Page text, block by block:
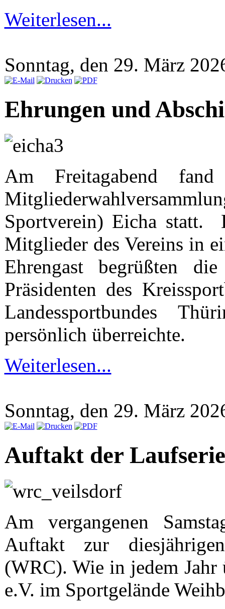
Weiterlesen...
Sonntag, den 29. März
Ehrungen und
Am Freitagabend
Sportverein) Eicha statt.
Mitglieder des Vereins in
Ehrengast begrüßten
Präsidenten des
Landessportbundes
persönlich überreichte.
Weiterlesen...
Sonntag, den 29. März
Auftakt der Laufserie
Am vergangenen
Auftakt zur
(WRC). Wie in jedem
e.V. im Sportgelände